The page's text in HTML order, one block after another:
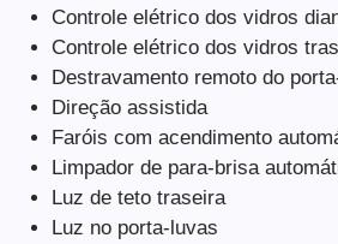
Controle elétrico dos vidros
Controle elétrico dos vidros
Destravamento remoto do
Direção assistida
Faróis com acendimento
Limpador de para-brisa
Luz de teto traseira
Luz no porta-luvas